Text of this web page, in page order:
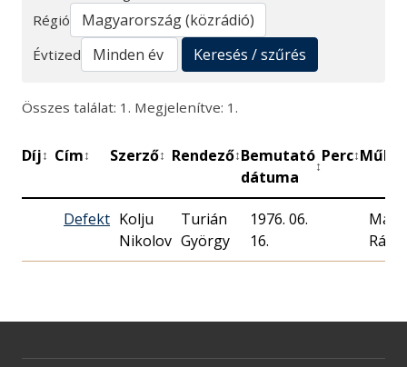
Régió
Évtized
Keresés / szűrés
Összes találat: 1. Megjelenítve: 1.
Díj↕ Cím↕ Szerző↕ Rendező↕Bemutató
dátuma
↕
Perc↕
Defekt Kolju
Nikolov
Turián
György
1976. 06.
16.
Rádió